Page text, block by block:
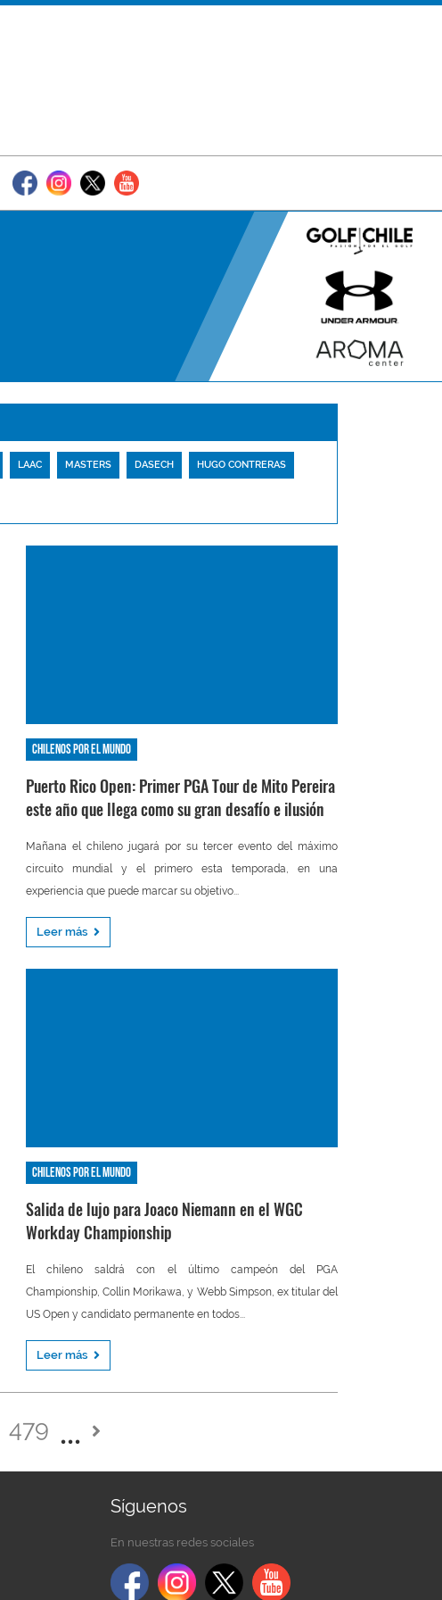
LAAC MASTERS DASECH HUGO CONTRERAS
Chilenos por el mundo
Puerto Rico Open: Primer PGA Tour de Mito Pereira
este año que llega como su gran desafío e ilusión
Mañana el chileno jugará por su tercer evento del máximo
circuito mundial y el primero esta temporada, en una
experiencia que puede marcar su objetivo...
Leer más
Chilenos por el mundo
Salida de lujo para Joaco Niemann en el WGC
Workday Championship
El chileno saldrá con el último campeón del PGA
Championship, Collin Morikawa, y Webb Simpson, ex titular del
US Open y candidato permanente en todos...
Leer más
479
Síguenos
En nuestras redes sociales